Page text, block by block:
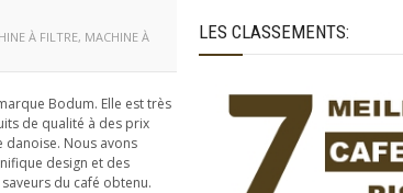
À FILTRE, MACHINE À
Bodum. Elle est très
de qualité à des prix
danoise. Nous avons
design et des
du café obtenu.
LES CLASSEMENTS: